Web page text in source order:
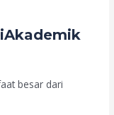
besar dari